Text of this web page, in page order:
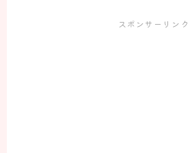
更年期症状でお悩みの方スポンサーリンク